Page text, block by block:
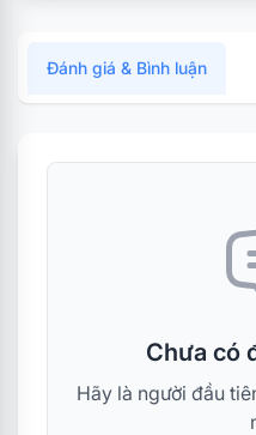
Đánh giá & Bình luận
Chưa có
Hãy là người đầu